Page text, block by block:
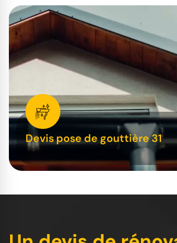
Devis pose de gouttière 31